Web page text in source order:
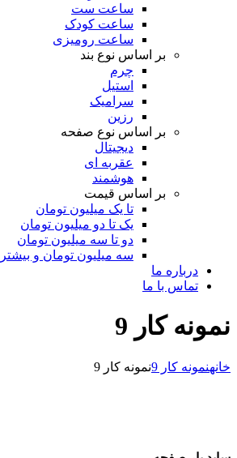
ساعت ست
ساعت کودک
ساعت رومیزی
بر اساس نوع بند
چرم
استیل
سرامیک
رزین
بر اساس نوع صفحه
دیجیتال
عقربه ای
هوشمند
بر اساس قیمت
تا یک میلیون تومان
یک تا دو میلیون تومان
دو تا سه میلیون تومان
سه میلیون تومان و بیشتر
درباره ما
تماس با ما
نمونه کار 9
خانهنمونه کار 9 نمونه کار 9